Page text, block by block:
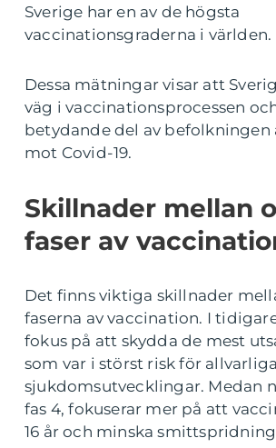
Sverige har en av de högsta
vaccinationsgraderna i världen.
Dessa mätningar visar att
väg i vaccinationsprocessen
betydande del av befolkningen
mot Covid-19.
Skillnader mellan
faser av
Det finns viktiga skillnader
faserna av vaccination. I
fokus på att skydda de mest
som var i störst risk för allvarliga
sjukdomsutvecklingar. Medan
fas 4, fokuserar mer på att
16 år och minska